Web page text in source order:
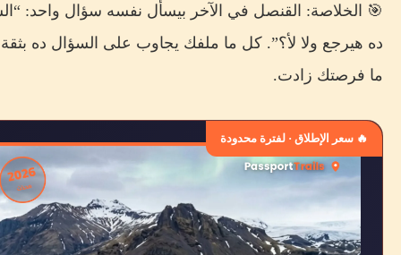
🎯 الخلاصة: القنصل في الآخر بيسأل نفسه سؤال واحد:
ده هيرجع ولا لأ؟”. كل ما ملفك يجاوب على السؤال ده
ما فرصتك زادت.
🔥 سعر الإطلاق · لفترة محدودة